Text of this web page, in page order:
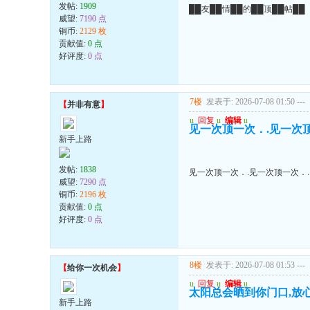
发帖: 1909
威望: 7190 点
铜币: 2129 枚
贡献值: 0 点
好评度: 0 点
██友██情██的██顶██帖██
【并非有意】
新手上路
发帖: 1838
威望: 7290 点
铜币: 2196 枚
贡献值: 0 点
好评度: 0 点
7楼 发表于: 2026-07-08 01:50 ---
u 回复 u 编辑 u
见一次顶一次．.见一次
见一次顶一次．.见一次顶一次．.
【给你一次机会】
新手上路
8楼 发表于: 2026-07-08 01:53 ---
u 回复 u 编辑 u
太阳总会晒到你门口,放